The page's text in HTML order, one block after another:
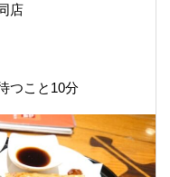
店
つこと10分